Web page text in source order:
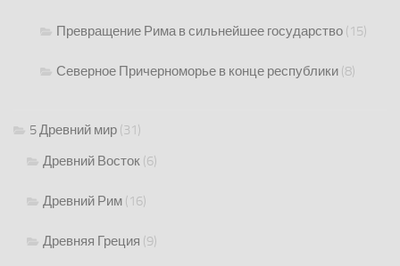
Превращение Рима в сильнейшее государство (15)
Северное Причерноморье в конце республики (8)
5 Древний мир (31)
Древний Восток (6)
Древний Рим (16)
Древняя Греция (9)